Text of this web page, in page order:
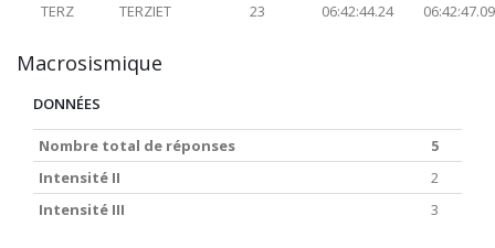
TERZ
TERZIET 23 06:42:44.24 06:42:47.09
Macrosismique
DONNÉES
Nombre total de réponses
5
Intensité II
2
Intensité III
3